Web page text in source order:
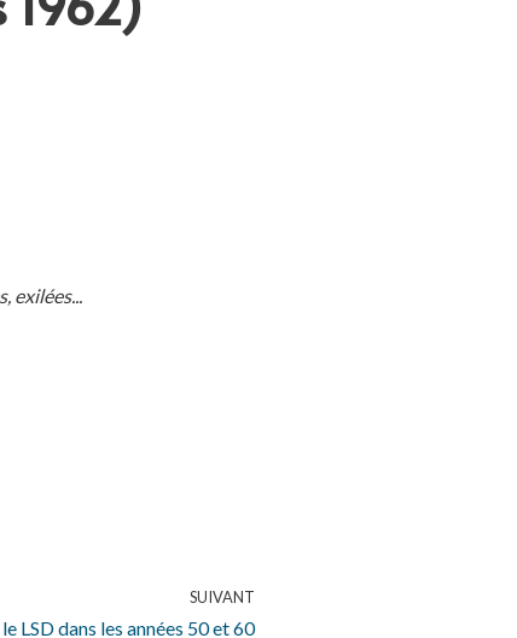
exilées...
SUIVANT
LSD dans les années 50 et 60